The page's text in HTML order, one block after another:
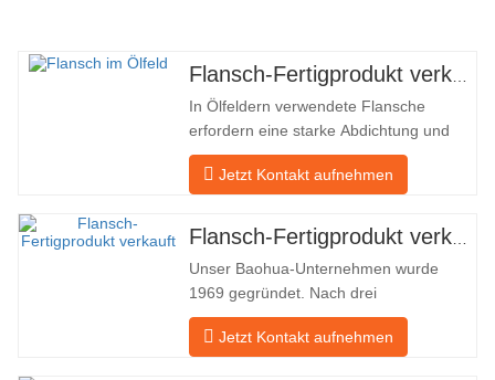
Flansch-Fertigprodukt verkauft
In Ölfeldern verwendete Flansche
erfordern eine starke Abdichtung und
hohe Qualität. Unser Unternehmen in
Baohua verarbeitet seit vielen Jahren
indirekt ins Ausland – nach Deutschland
und Russland. Da die inländische
Industrie nicht ideal ist, möchten wir…
Jetzt Kontakt aufnehmen
Flansch-Fertigprodukt verkauft
Unser Baohua-Unternehmen wurde
1969 gegründet. Nach drei
Generationen harter Arbeit umfasst es
nun eine Fläche von 50.000 ㎡ und
Jetzt Kontakt aufnehmen